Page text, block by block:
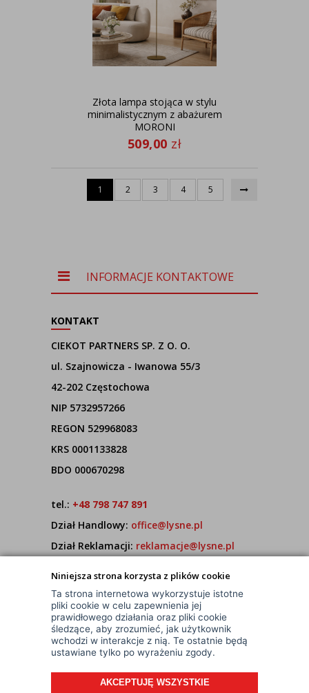
Niniejsza strona korzysta z plików cookie
Ta strona internetowa wykorzystuje istotne
pliki cookie w celu zapewnienia jej
prawidłowego działania oraz pliki cookie
śledzące, aby zrozumieć, jak użytkownik
wchodzi w interakcje z nią. Te ostatnie będą
ustawiane tylko po wyrażeniu zgody.
AKCEPTUJĘ WSZYSTKIE
Złota lampa stojąca w stylu
minimalistycznym z abażurem
MORONI
509,00 zł
1 2 3 4 5
INFORMACJE KONTAKTOWE
KONTAKT
CIEKOT PARTNERS SP. Z O. O.
ul. Szajnowicza - Iwanowa 55/3
42-202 Częstochowa
NIP 5732957266
REGON 529968083
KRS 0001133828
BDO 000670298
tel.: +48 798 747 891
Dział Handlowy: office@lysne.pl
Dział Reklamacji: reklamacje@lysne.pl
7:00 - 15:00
© Wszelkie Prawa Zastrzeżone